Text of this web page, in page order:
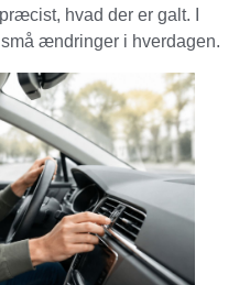
hvad der er galt. I
ændringer i hverdagen.